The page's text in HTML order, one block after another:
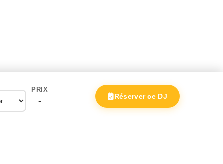
PRIX
- Réserver ce DJ